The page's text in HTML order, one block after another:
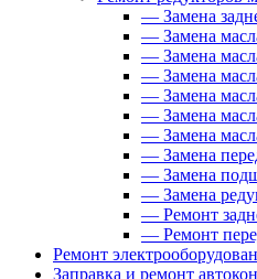
— Замена
— Замена
— Замена
— Замена
— Замена
— Замена
— Замена
— Замена
— Замена
— Замена
— Ремонт
— Ремонт
Ремонт
Заправка и ремонт